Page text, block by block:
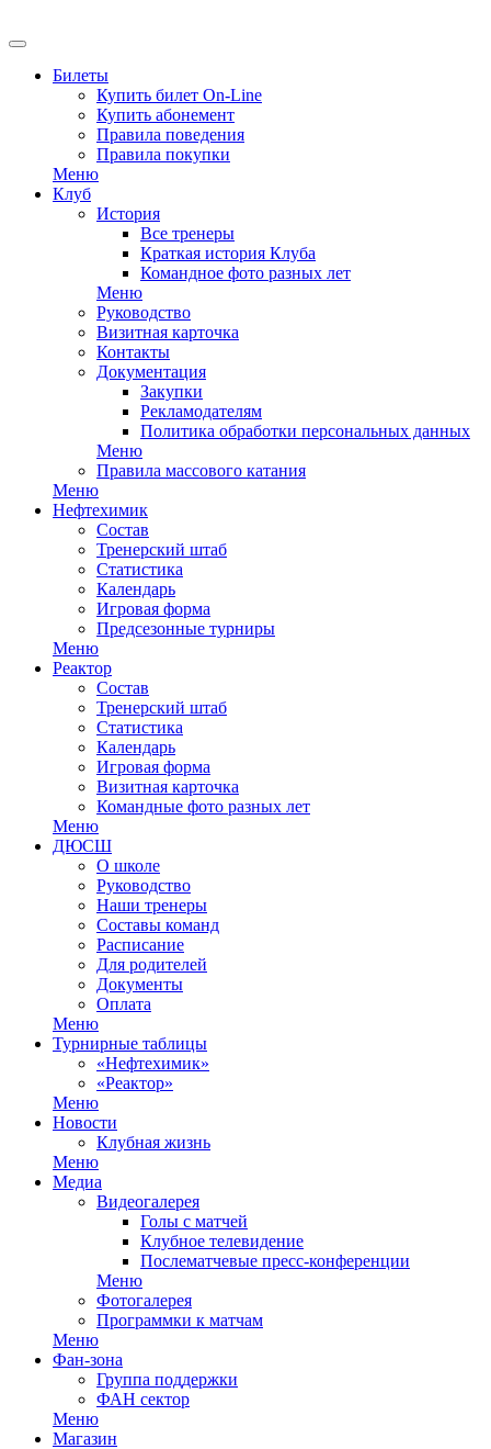
Билеты
Купить билет On-Line
Купить абонемент
Правила поведения
Правила покупки
Меню
Клуб
История
Все тренеры
Краткая история Клуба
Командное фото разных лет
Меню
Руководство
Визитная карточка
Контакты
Документация
Закупки
Рекламодателям
Политика обработки персональных данных
Меню
Правила массового катания
Меню
Нефтехимик
Состав
Тренерский штаб
Статистика
Календарь
Игровая форма
Предсезонные турниры
Меню
Реактор
Состав
Тренерский штаб
Статистика
Календарь
Игровая форма
Визитная карточка
Командные фото разных лет
Меню
ДЮСШ
О школе
Руководство
Наши тренеры
Составы команд
Расписание
Для родителей
Документы
Оплата
Меню
Турнирные таблицы
«Нефтехимик»
«Реактор»
Меню
Новости
Клубная жизнь
Меню
Медиа
Видеогалерея
Голы с матчей
Клубное телевидение
Послематчевые пресс-конференции
Меню
Фотогалерея
Программки к матчам
Меню
Фан-зона
Группа поддержки
ФАН сектор
Меню
Магазин